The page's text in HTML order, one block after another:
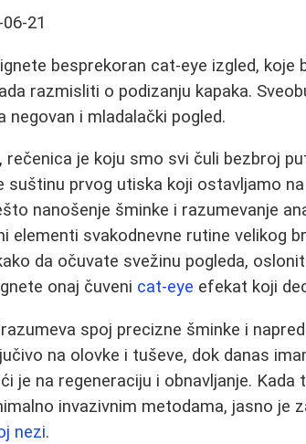
21
besprekoran cat-eye izgled,
razmisliti o podizanju kapaka.
negovan i mladalački pogled.
rečenica je koju smo svi čuli bezbroj
suštinu prvog utiska koji ostavljamo
nanošenje šminke i razumevanje
elementi svakodnevne rutine velikog
da očuvate svežinu pogleda,
onaj čuveni cat-eye efekat koji
spoj precizne šminke i
na olovke i tuševe, dok danas
je na regeneraciju i obnavljanje.
invazivnim metodama, jasno je
nezi.